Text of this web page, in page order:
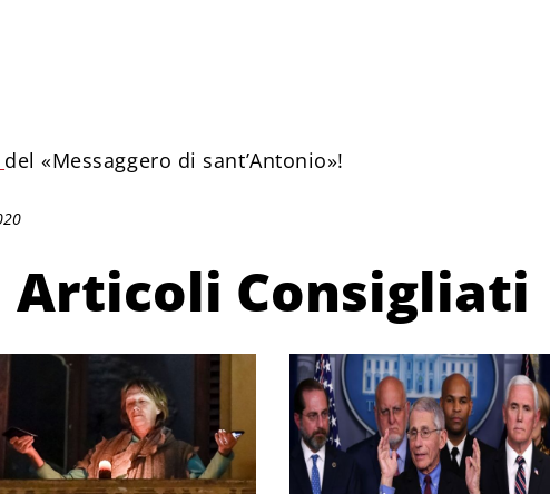
del «Messaggero di sant’Antonio»!
Articoli Consigliati